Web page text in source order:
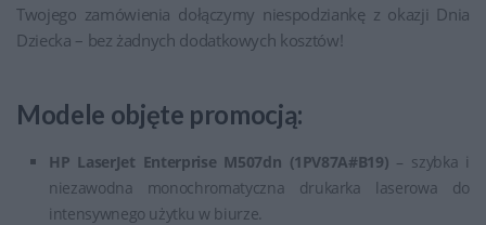
Twojego zamówienia dołączymy niespodziankę z okazji Dnia
Dziecka – bez żadnych dodatkowych kosztów!
Modele objęte promocją:
HP LaserJet Enterprise M507dn (1PV87A#B19) – szybka i
niezawodna monochromatyczna drukarka laserowa do
intensywnego użytku w biurze.